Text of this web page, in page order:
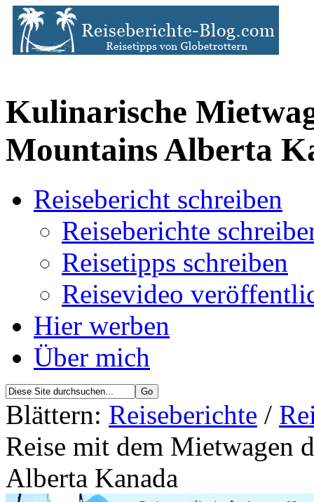
Kulinarische
Mountains Alberta
Reisebericht schreiben
Reiseberichte
Reisetipps schreiben
Reisevideo
Hier werben
Über mich
Blättern: Reiseberichte /
Reise mit dem Mietwagen
Alberta Kanada